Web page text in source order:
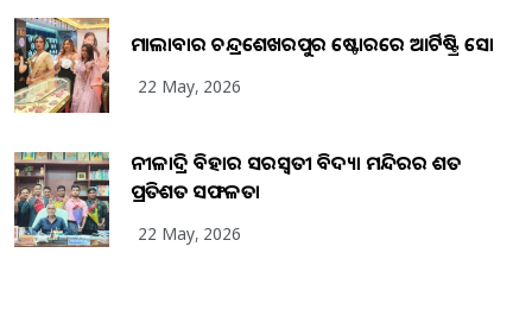
ମାଲାବାର ଚନ୍ଦ୍ରଶେଖରପୁର ଷ୍ଟୋରରେ ଆର୍ଟିଷ୍ଟ୍ରି ସୋ
22 May, 2026
ନୀଳାଦ୍ରି ବିହାର ସରସ୍ୱତୀ ବିଦ୍ୟା ମନ୍ଦିରର ଶତ
ପ୍ରତିଶତ ସଫଳତା
22 May, 2026